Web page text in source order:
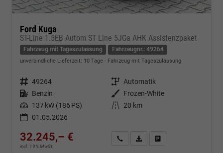
Ford Kuga
ST-Line 1.5EB Autom ST Line 5JGa AHK Assistenzpaket
Fahrzeug mit Tageszulassung Fahrzeugnr.: 49264
unverbindliche Lieferzeit: 10 Tage Fahrzeug mit Tageszulassung
Fahrzeugnr. 49264 Getriebe Automatik
Kraftstoff Benzin Außenfarbe Frozen-White
Leistung 137 kW (186 PS) Kilometerstand
20 km
01.05.2026
32.245,– €
incl. 19% MwSt.
Kontakt & Angebot anfordern
PDF-Datei, Fahrzeugexposé